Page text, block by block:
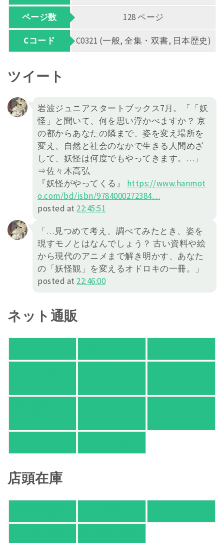
ページ数 128 ページ
Cコード C0321 (一般, 全集・双書, 日本歴史)
ツイート
岩波ジュニアスタートブックス7月。「「妖
怪」と聞いて、何を思い浮かべますか？ 京
の都からあなたの隣まで、姿を変え場所を
変え、自然と社会のなかで生きる人間めざ
して、妖怪は何度でもやってきます。…」
⇒佐々木高弘
『妖怪がやってくる』 https://www.hanmot
o.com/bd/isbn/9784000272384…
posted at 22:45:51
「…見つめて考え、調べてみたとき、姿を
現すモノとはなんでしょう？ 古い資料や絵
から現代のアニメまで解き明かす、あなた
の「妖怪観」を変えるオドロキの一冊。」
posted at 22:46:00
ネット通販
店頭在庫